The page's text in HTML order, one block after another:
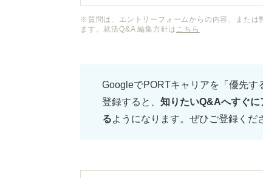
このグループ面接を通過するため
に気をつけて臨めばよいのか知りた
※質問は、エントリーフォームからの内容、または
ます。就活Q&A 編集方針は こちら
GoogleでPORTキャリアを「優先す
登録すると、 知りたいQ&Aへすぐに
るようになります。ぜひご登録くだ